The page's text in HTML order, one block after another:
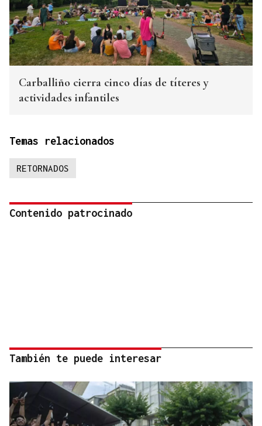
Carballiño cierra cinco días de títeres y
actividades infantiles
Temas relacionados
RETORNADOS
Contenido patrocinado
También te puede interesar